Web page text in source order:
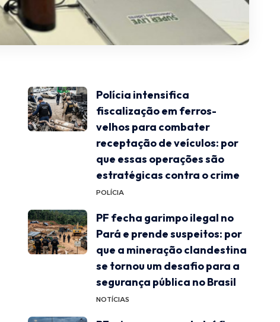
Polícia intensifica
fiscalização em ferros-
velhos para combater
receptação de veículos: por
que essas operações são
estratégicas contra o crime
POLÍCIA
PF fecha garimpo ilegal no
Pará e prende suspeitos: por
que a mineração clandestina
se tornou um desafio para a
segurança pública no Brasil
NOTÍCIAS